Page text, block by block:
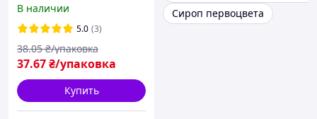
В наличии
5.0 (3)
37.67₴/упаковка
38.05 ₴/упаковка
Купить
Сироп первоцвета